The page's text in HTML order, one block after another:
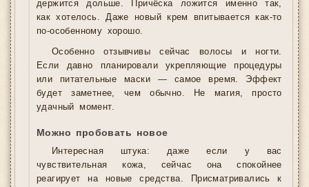
держится дольше. Причёска ложится именно так,
как хотелось. Даже новый крем впитывается как-то
по-особенному хорошо.
Особенно отзывчивы сейчас волосы и ногти.
Если давно планировали укрепляющие процедуры
или питательные маски — самое время. Эффект
будет заметнее, чем обычно. Не магия, просто
удачный момент.
Можно пробовать новое
Интересная штука: даже если у вас
чувствительная кожа, сейчас она спокойнее
реагирует на новые средства. Присматривались к